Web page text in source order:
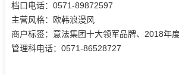
档口电话：0571-89872597
主营风格：欧韩浪漫风
商户标签：意法集团十大领军品牌、2018年
管理科电话：0571-86528727